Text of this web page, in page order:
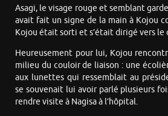
Asagi, le visage rouge et semblant
avait fait un signe de la main à Kojou
Kojou était sorti et s’était dirigé vers le
Heureusement pour lui, Kojou
milieu du couloir de liaison : une
aux lunettes qui ressemblait au
se souvenait lui avoir parlé plusieurs
rendre visite à Nagisa à l’hôpital.